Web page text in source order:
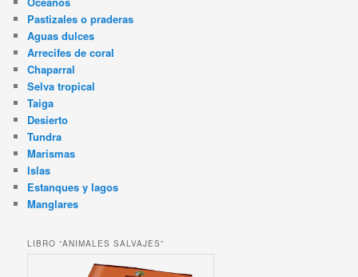
Pastizales o praderas
Aguas dulces
Arrecifes de coral
Chaparral
Selva tropical
Taiga
Desierto
Tundra
Marismas
Islas
Estanques y lagos
Manglares
LIBRO “ANIMALES SALVAJES”